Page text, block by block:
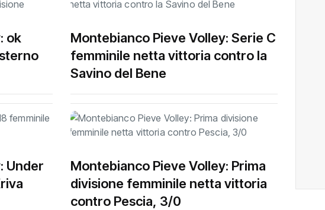
ok
Montebianco Pieve Volley: Serie C
femminile netta vittoria contro la
Savino del Bene
Under
Montebianco Pieve Volley: Prima
divisione femminile netta vittoria
contro Pescia, 3/0